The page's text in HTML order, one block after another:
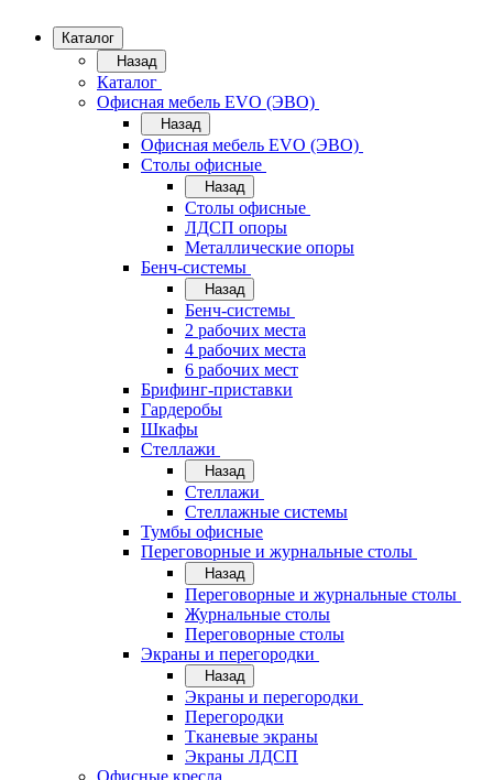
Каталог
Назад
Каталог
Офисная мебель EVO (ЭВО)
Назад
Офисная мебель EVO (ЭВО)
Cтолы офисные
Назад
Cтолы офисные
ЛДСП опоры
Металлические опоры
Бенч-системы
Назад
Бенч-системы
2 рабочих места
4 рабочих места
6 рабочих мест
Брифинг-приставки
Гардеробы
Шкафы
Стеллажи
Назад
Стеллажи
Стеллажные системы
Тумбы офисные
Переговорные и журнальные столы
Назад
Переговорные и журнальные столы
Журнальные столы
Переговорные столы
Экраны и перегородки
Назад
Экраны и перегородки
Перегородки
Тканевые экраны
Экраны ЛДСП
Офисные кресла